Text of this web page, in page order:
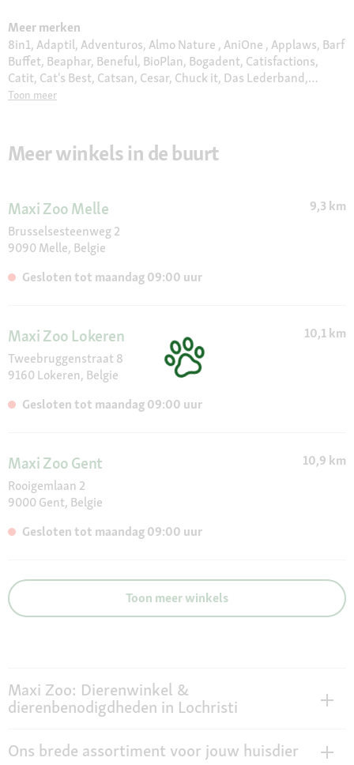
Meer merken
8in1, Adaptil, Adventuros, Almo Nature , AniOne , Applaws, Barf
Buffet, Beaphar, Beneful, BioPlan, Bogadent, Catisfactions,
Catit, Cat's Best, Catsan, Cesar, Chuck it, Das Lederband,
Delcon, Dogs Creek, Duck, Edgard & Cooper, eSHa, Eukanuba,
Hill's, Hupple, Interzoo, JBL, Jolipet, JR Farm, Julius K9, Juwel,
Kerbl, Kitty's Cuisine, KONG, Litter Locker, Moments , More,
Plan, Puppia, Purina ONE, Quiko, Real Nature, Royal Canin,
Select Gold, Sera, Sheba, Simple Solution, Smoofl, Sureflap,
Take Care, Trixie, Velda, Versele-Laga, Vitakraft , Viyo, Whiskas,
Toon meer
Meer winkels in de buurt
Maxi Zoo Melle
9,3 km
Brusselsesteenweg 2
9090 Melle, Belgie
Gesloten tot maandag 09:00 uur
Maxi Zoo Lokeren
10,1 km
Tweebruggenstraat 8
9160 Lokeren, Belgie
Gesloten tot maandag 09:00 uur
Maxi Zoo Gent
10,9 km
Rooigemlaan 2
9000 Gent, Belgie
Gesloten tot maandag 09:00 uur
Toon meer winkels
Maxi Zoo: Dierenwinkel &
dierenbenodigdheden in Lochristi
Ons brede assortiment voor jouw huisdier